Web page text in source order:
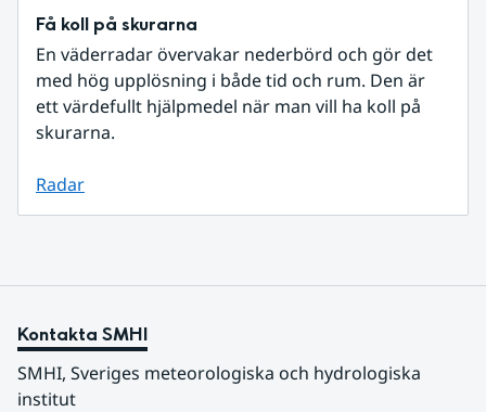
Få koll på skurarna
En väderradar övervakar nederbörd och gör det
med hög upplösning i både tid och rum. Den är
ett värdefullt hjälpmedel när man vill ha koll på
skurarna.
Radar
Kontakta SMHI
SMHI, Sveriges meteorologiska och hydrologiska
institut